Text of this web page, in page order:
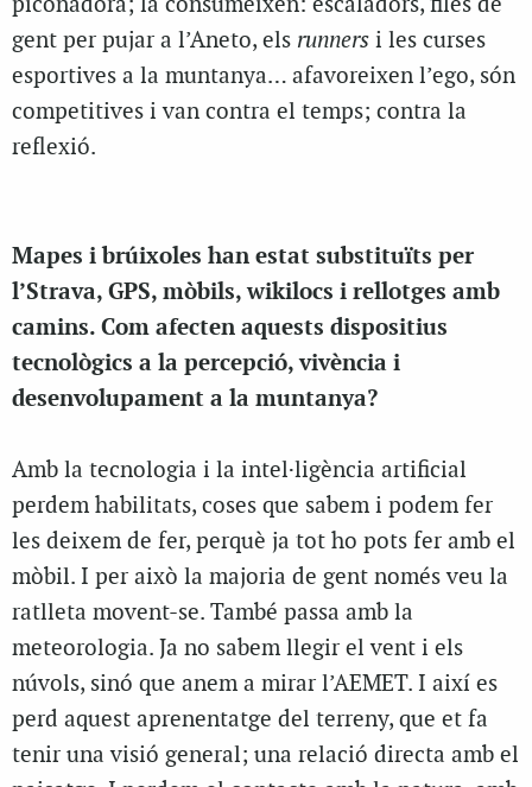
gent per pujar a l’Aneto, els runners i les curses
esportives a la muntanya… afavoreixen l’ego, són
competitives i van contra el temps; contra la
reflexió.
Mapes i brúixoles han estat substituïts per
l’Strava, GPS, mòbils, wikilocs i rellotges amb
camins. Com afecten aquests dispositius
tecnològics a la percepció, vivència i
desenvolupament a la muntanya?
Amb la tecnologia i la intel·ligència artificial
perdem habilitats, coses que sabem i podem fer
les deixem de fer, perquè ja tot ho pots fer amb el
mòbil. I per això la majoria de gent només veu la
ratlleta movent-se. També passa amb la
meteorologia. Ja no sabem llegir el vent i els
núvols, sinó que anem a mirar l’AEMET. I així es
perd aquest aprenentatge del terreny, que et fa
tenir una visió general; una relació directa amb el